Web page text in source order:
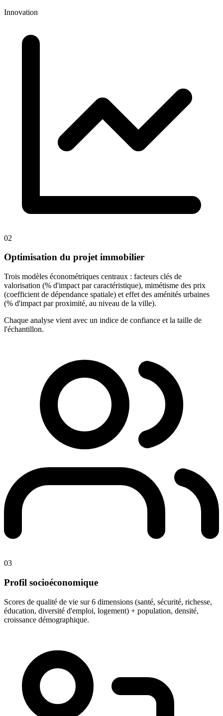
Innovation
02
Optimisation du projet immobilier
Trois modèles économétriques centraux : facteurs clés de
valorisation (% d'impact par caractéristique), mimétisme des prix
(coefficient de dépendance spatiale) et effet des aménités urbaines
(% d'impact par proximité, au niveau de la ville).
Chaque analyse vient avec un indice de confiance et la taille de
l'échantillon.
03
Profil socioéconomique
Scores de qualité de vie sur 6 dimensions (santé, sécurité, richesse,
éducation, diversité d'emploi, logement) + population, densité,
croissance démographique.